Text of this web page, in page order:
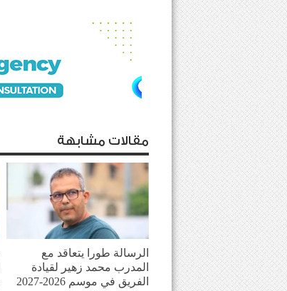
مقالات مشابهة
الرسالة طورا يتعاقد مع
المدرب محمد زهير لقيادة
الفريق في موسم 2026-2027